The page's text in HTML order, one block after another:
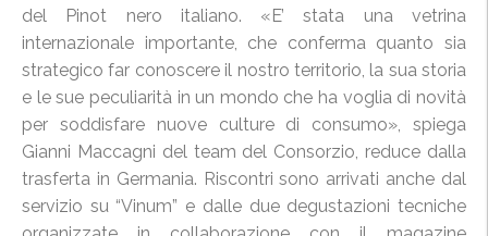
del Pinot nero italiano. «E’ stata una vetrina
internazionale importante, che conferma quanto sia
strategico far conoscere il nostro territorio, la sua storia
e le sue peculiarità in un mondo che ha voglia di novità
per soddisfare nuove culture di consumo», spiega
Gianni Maccagni del team del Consorzio, reduce dalla
trasferta in Germania. Riscontri sono arrivati anche dal
servizio su “Vinum” e dalle due degustazioni tecniche